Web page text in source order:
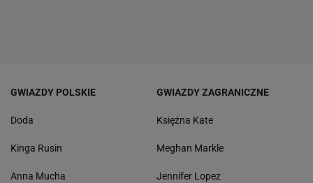
GWIAZDY POLSKIE
Doda
Kinga Rusin
Anna Mucha
GWIAZDY ZAGRANICZNE
Księżna Kate
Meghan Markle
Jennifer Lopez